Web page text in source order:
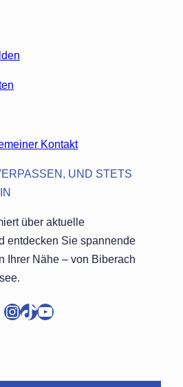
Kontakt
UND STETS
über aktuelle
entdecken Sie spannende
Ihrer Nähe – von Biberach
InstagramTikTok YouTube